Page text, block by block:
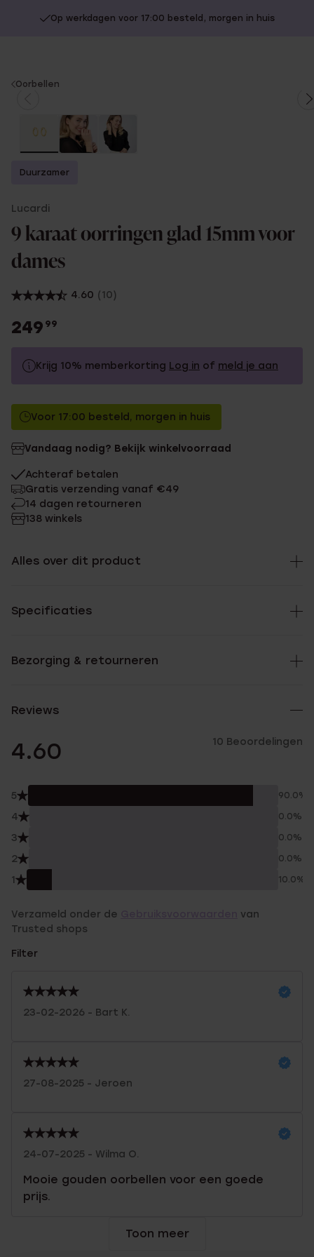
Op werkdagen voor 17:00 besteld, morgen in huis
You
Oorbellen
Duurzamer
Lucardi
9 karaat oorringen glad 15mm voor
dames
4.60 (10)
249 99
Krijg 10% memberkorting Log in of meld je aan
Zonder memberkorting
Met memberkorting
Voor 17:00 besteld, morgen in huis
Vandaag nodig? Bekijk winkelvoorraad
Achteraf betalen
Gratis verzending vanaf €49
14 dagen retourneren
138 winkels
Alles over dit product
Specificaties
Bezorging & retourneren
Reviews
4.60 10 Beoordelingen
5 90.0%
4 0.0%
3 0.0%
2 0.0%
1 10.0%
Verzameld onder de
van
Trusted shops
Filter
23-02-2026 - Bart K.
27-08-2025 - Jeroen
24-07-2025 - Wilma O.
Mooie gouden oorbellen voor een goede
prijs.
Toon meer